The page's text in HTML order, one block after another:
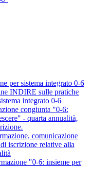
per sistema integrato 0-6
INDIRE sulle pratiche
integrato 0-6
congiunta "0-6:
- quarta annualità,
comunicazione
iscrizione relative alla
"0-6: insieme per